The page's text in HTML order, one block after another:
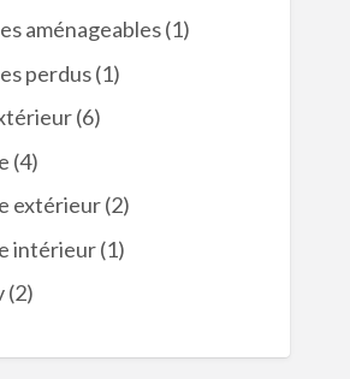
aménageables(1)
perdus(1)
(6)
(4)
extérieur(2)
intérieur(1)
(2)